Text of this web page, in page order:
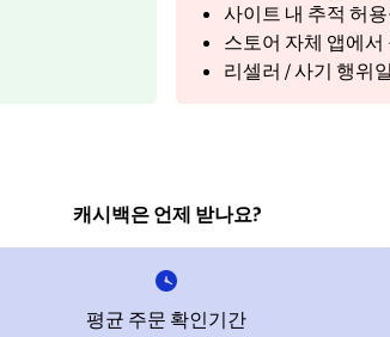
사이트 내 추적 허
스토어 자체 앱에서
리셀러 / 사기 행위
캐시백은 언제 받나요?
평균 주문 확인기간